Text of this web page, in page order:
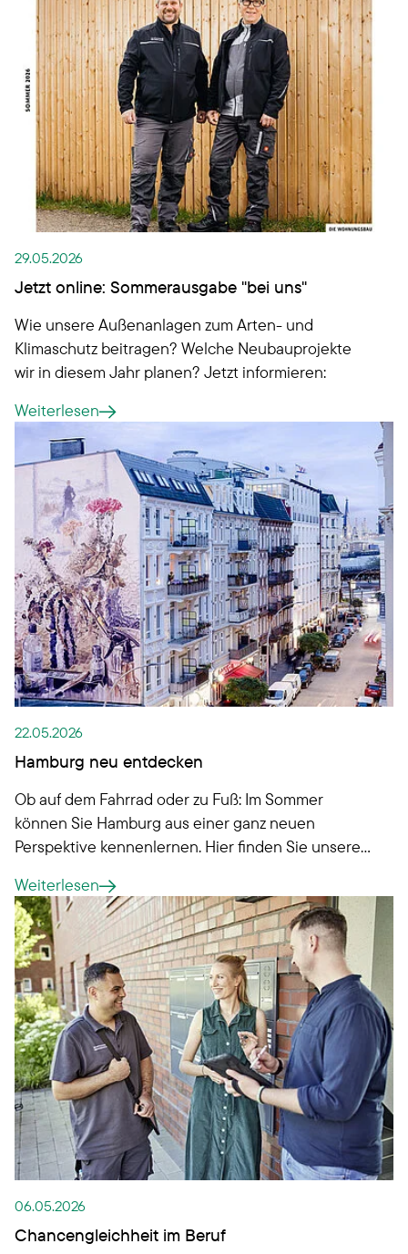
29.05.2026
Jetzt online: Sommerausgabe "bei uns"
Wie unsere Außenanlagen zum Arten- und
Klimaschutz beitragen? Welche Neubauprojekte
wir in diesem Jahr planen? Jetzt informieren:
Weiterlesen
22.05.2026
Hamburg neu entdecken
Ob auf dem Fahrrad oder zu Fuß: Im Sommer
können Sie Hamburg aus einer ganz neuen
Perspektive kennenlernen. Hier finden Sie unsere
Weiterlesen
06.05.2026
Chancengleichheit im Beruf